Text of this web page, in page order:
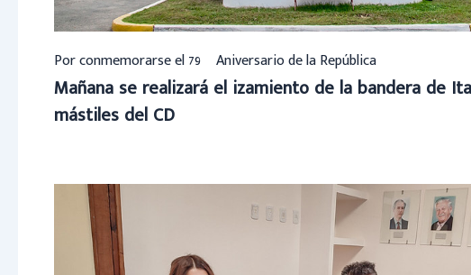
Por conmemorarse el 79º Aniversario de la República
Mañana se realizará el izamiento de la bandera de
mástiles del CD